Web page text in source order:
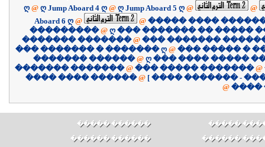
ღ @ ღ Jump Aboard 4 ღ @ ღ Jump Aboard 5 ღ @
@
Aboard 6 ღ @ @ ����� ����
��������� @ ღ ��� ������� �� �����
������� ������� @ ��� �������
��� ������� � ������� ღ @ ��� ����� �
������� ������ @ ღ ��� ���� �����
������� ������� @ ��� ����� ������� @
@
������ ���� ����
@
������ �����
������ ������
������
������